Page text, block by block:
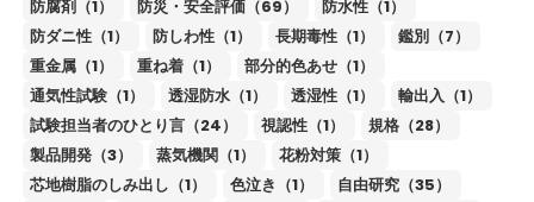
防腐剤（1）
防災・安全評価（69）
防水性（1）
防ダニ性（1）
防しわ性（1） 長期毒性（1）
鑑別（7）
重金属（1）
重ね着（1）
部分的色あせ（1）
通気性試験（1）
透湿防水（1） 透湿性（1）
輸出入（1）
試験担当者のひとり言（24）
視認性（1）
規格（28）
製品開発（3）
蒸気機関（1）
花粉対策（1）
芯地樹脂のしみ出し（1）
色泣き（1）
自由研究（35）